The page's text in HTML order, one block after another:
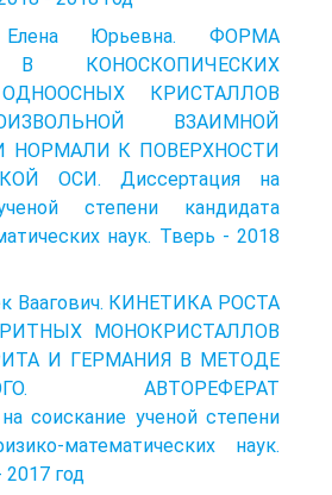
Елена Юрьевна. ФОРМА
КОНОСКОПИЧЕСКИХ
КРИСТАЛЛОВ
ВЗАИМНОЙ
НОРМАЛИ К ПОВЕРХНОСТИ
ОСИ. Диссертация на
степени кандидата
наук. Тверь - 2018
Ваагович. КИНЕТИКА РОСТА
МОНОКРИСТАЛЛОВ
И ГЕРМАНИЯ В МЕТОДЕ
АВТОРЕФЕРАТ
соискание ученой степени
математических наук.
год